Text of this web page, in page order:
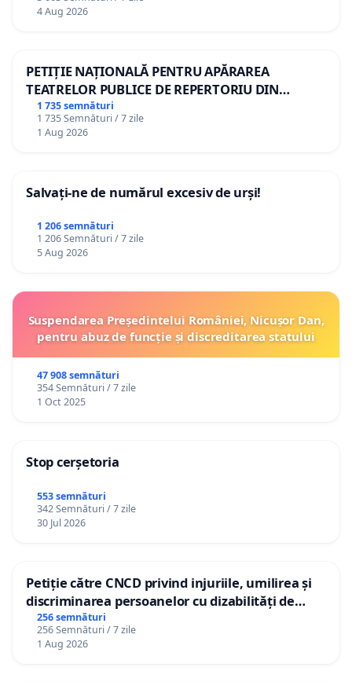
4 Aug 2026
PETIȚIE NAȚIONALĂ PENTRU APĂRAREA
TEATRELOR PUBLICE DE REPERTORIU DIN
ROMÂNIA
1 735 semnături
1 735 Semnături / 7 zile
1 Aug 2026
Salvați-ne de numărul excesiv de urși!
1 206 semnături
1 206 Semnături / 7 zile
5 Aug 2026
Suspendarea Președintelui României, Nicușor Dan,
pentru abuz de funcție și discreditarea statului
47 908 semnături
354 Semnături / 7 zile
1 Oct 2025
Stop cerșetoria
553 semnături
342 Semnături / 7 zile
30 Jul 2026
Petiție către CNCD privind injuriile, umilirea și
discriminarea persoanelor cu dizabilități de
către utilizatorul TikTok „Gorici”
256 semnături
256 Semnături / 7 zile
1 Aug 2026